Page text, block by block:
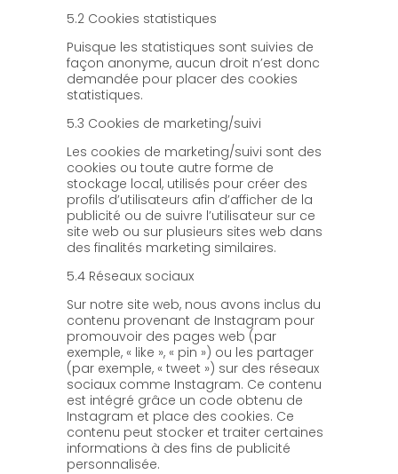
5.2 Cookies statistiques
Puisque les statistiques sont suivies de
façon anonyme, aucun droit n’est donc
demandée pour placer des cookies
statistiques.
5.3 Cookies de marketing/suivi
Les cookies de marketing/suivi sont des
cookies ou toute autre forme de
stockage local, utilisés pour créer des
profils d’utilisateurs afin d’afficher de la
publicité ou de suivre l’utilisateur sur ce
site web ou sur plusieurs sites web dans
des finalités marketing similaires.
5.4 Réseaux sociaux
Sur notre site web, nous avons inclus du
contenu provenant de Instagram pour
promouvoir des pages web (par
exemple, « like », « pin ») ou les partager
(par exemple, « tweet ») sur des réseaux
sociaux comme Instagram. Ce contenu
est intégré grâce un code obtenu de
Instagram et place des cookies. Ce
contenu peut stocker et traiter certaines
informations à des fins de publicité
personnalisée.